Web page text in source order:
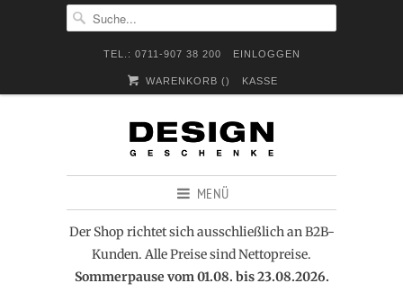
TEL.: 0711-907 38 200 EINLOGGEN
WARENKORB () KASSE
MENÜ
Der Shop richtet sich ausschließlich an B2B-
Kunden. Alle Preise sind Nettopreise.
Sommerpause vom 01.08. bis 23.08.2026.